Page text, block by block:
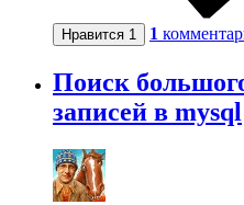
Нравится 1 1
Поиск
записей в mysql